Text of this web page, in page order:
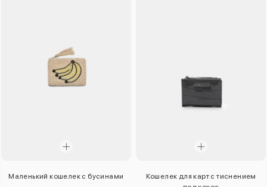
Маленький кошелек с бусинами
Кошелек для карт с тиснением